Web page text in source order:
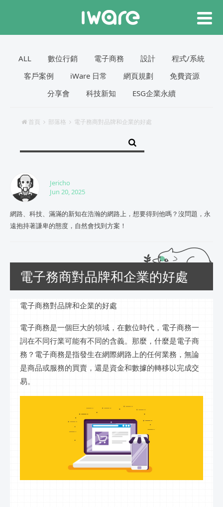
ALL 數位行銷 電子商務 設計
程式/系統
客戶案例
iWare 日常 網頁規劃
免費資源
分享會
科技新知 ESG企業永續
首頁 部落格 電子務商對品牌和企業的好處
Jericho
Jun 20, 2025
網路、科技、滿滿的新知在浩瀚的網路上，想要得到他嗎？沒問題，永
遠抱持著謙卑的態度，自然會找到方案！
電子務商對品牌和企業的好處
電子商務對品牌和企業的好處
電子商務是一個巨大的領域，在數位時代，電子商務一
詞在不同行業可能有不同的含義。那麼，什麼是電子商
務？電子商務是指發生在網際網路上的任何業務，無論
是商品或服務的買賣，還是資金和數據的轉移以完成交
易。